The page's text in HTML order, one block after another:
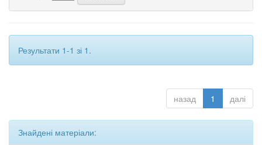
Результати 1-1 зі 1.
назад 1 далі
Знайдені матеріали: